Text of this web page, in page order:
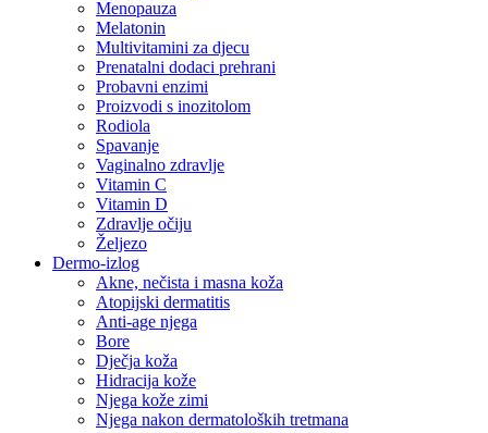
Menopauza
Melatonin
Multivitamini za djecu
Prenatalni dodaci prehrani
Probavni enzimi
Proizvodi s inozitolom
Rodiola
Spavanje
Vaginalno zdravlje
Vitamin C
Vitamin D
Zdravlje očiju
Željezo
Dermo-izlog
Akne, nečista i masna koža
Atopijski dermatitis
Anti-age njega
Bore
Dječja koža
Hidracija kože
Njega kože zimi
Njega nakon dermatoloških tretmana